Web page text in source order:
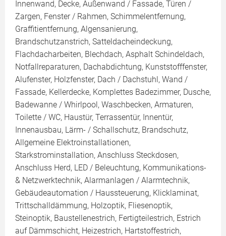
Innenwand, Decke, Außenwand / Fassade, Türen /
Zargen, Fenster / Rahmen, Schimmelentfernung,
Graffitientfernung, Algensanierung,
Brandschutzanstrich, Satteldacheindeckung,
Flachdacharbeiten, Blechdach, Asphalt Schindeldach,
Notfallreparaturen, Dachabdichtung, Kunststofffenster,
Alufenster, Holzfenster, Dach / Dachstuhl, Wand /
Fassade, Kellerdecke, Komplettes Badezimmer, Dusche,
Badewanne / Whirlpool, Waschbecken, Armaturen,
Toilette / WC, Haustür, Terrassentür, Innentür,
Innenausbau, Lärm- / Schallschutz, Brandschutz,
Allgemeine Elektroinstallationen,
Starkstrominstallation, Anschluss Steckdosen,
Anschluss Herd, LED / Beleuchtung, Kommunikations-
& Netzwerktechnik, Alarmanlagen / Alarmtechnik,
Gebäudeautomation / Haussteuerung, Klicklaminat,
Trittschalldämmung, Holzoptik, Fliesenoptik,
Steinoptik, Baustellenestrich, Fertigteilestrich, Estrich
auf Dämmschicht, Heizestrich, Hartstoffestrich,